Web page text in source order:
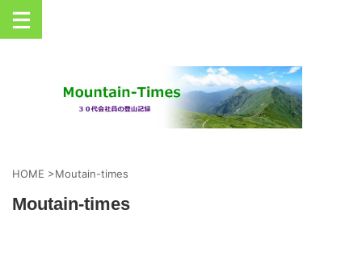
HOME >Moutain-times
Moutain-times